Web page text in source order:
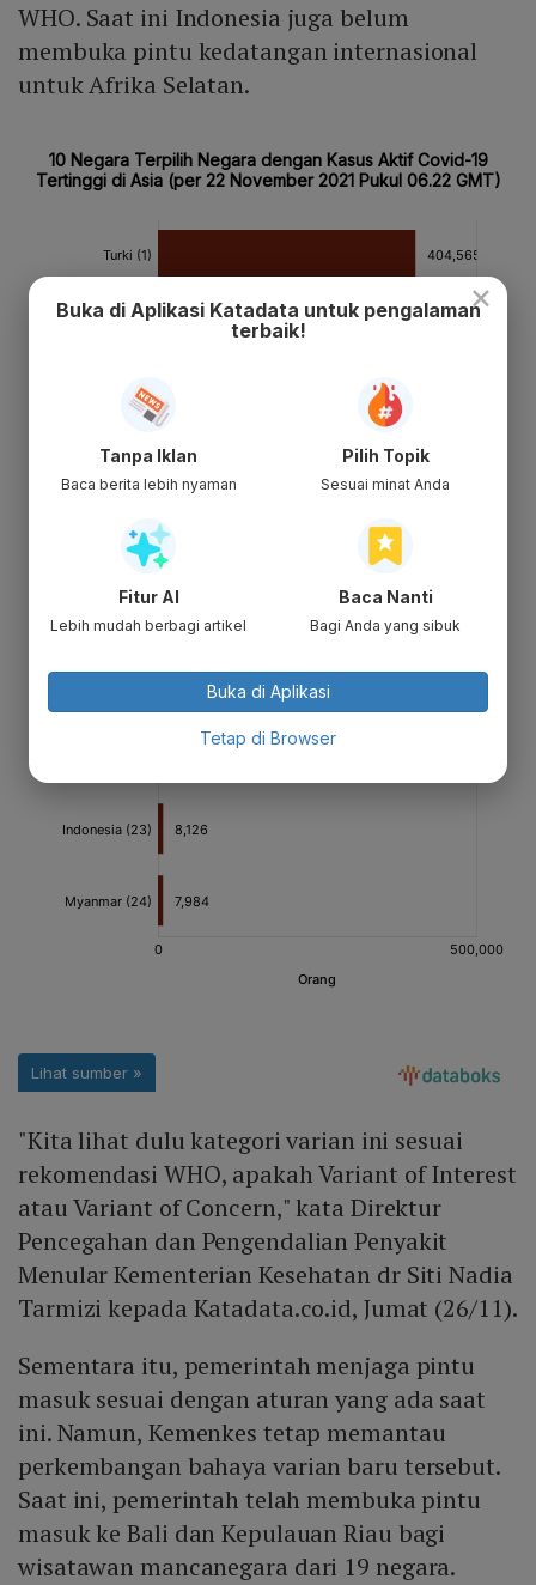
WHO. Saat ini Indonesia juga belum
membuka pintu kedatangan internasional
untuk Afrika Selatan.
"Kita lihat dulu kategori varian ini sesuai
rekomendasi WHO, apakah Variant of Interest
atau Variant of Concern," kata Direktur
Pencegahan dan Pengendalian Penyakit
Menular Kementerian Kesehatan dr Siti Nadia
Tarmizi kepada Katadata.co.id, Jumat (26/11).
Sementara itu, pemerintah menjaga pintu
masuk sesuai dengan aturan yang ada saat
ini. Namun, Kemenkes tetap memantau
perkembangan bahaya varian baru tersebut.
Saat ini, pemerintah telah membuka pintu
masuk ke Bali dan Kepulauan Riau bagi
wisatawan mancanegara dari 19 negara.
×
Buka di Aplikasi Katadata untuk pengalaman
terbaik!
Tanpa Iklan
Baca berita lebih nyaman
Pilih Topik
Sesuai minat Anda
Fitur AI
Lebih mudah berbagi artikel
Baca Nanti
Bagi Anda yang sibuk
Buka di Aplikasi
Tetap di Browser